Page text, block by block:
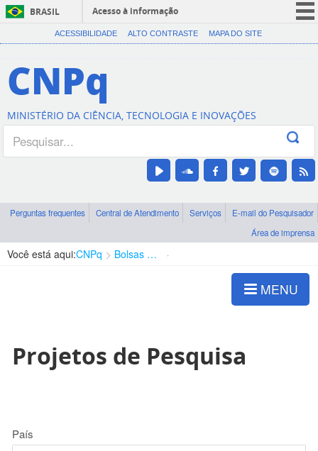
BRASIL
Acesso à informação
CORONAVÍRUS (COVID-19)
Canais
ACESSIBILIDADE ALTO CONTRASTE MAPA DO SITE
CNPq
MINISTÉRIO DA CIÊNCIA, TECNOLOGIA E INOVAÇÕES
Perguntas frequentes Central de Atendimento Serviços
E-mail do Pesquisador
Área de imprensa
Você está aqui:CNPq Bolsas e Auxílios Vigentes
MENU
Projetos de Pesquisa
País